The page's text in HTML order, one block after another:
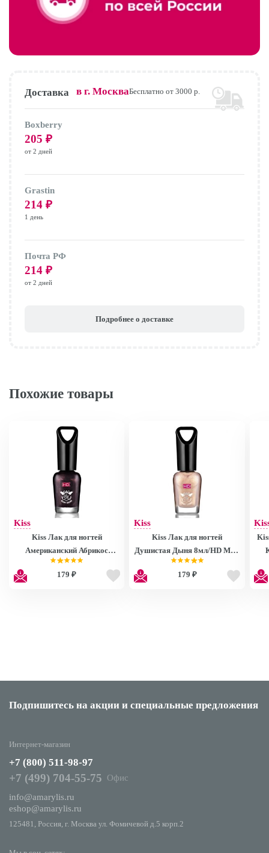
Доставка в г. МоскваБесплатно от 3000 р.
Boxberry
205 ₽
от 2 дней
Grastin
214 ₽
1 день
Почта РФ
214 ₽
от 2 дней
Подробнее о доставке
Похожие товары
Kiss
Kiss Лак для ногтей
Американский Абрикос
8мл/HD Mini Nail Polish
MNP28
179 ₽
Kiss
Kiss Лак для ногтей
Душистая Дыня 8мл/HD Mini
Nail Polish MNP27
179 ₽
Подпишитесь на акции и специальные предложения
Интернет-магазин
+7 (800) 511-98-97
+7 (499) 704-55-75
Офис
info@amarylis.ru
eshop@amarylis.ru
125481, Россия, г. Москва ул. Фомичевой д.5 корп.2